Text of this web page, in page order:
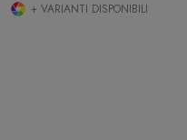
+ VARIANTI DISPONIBILI